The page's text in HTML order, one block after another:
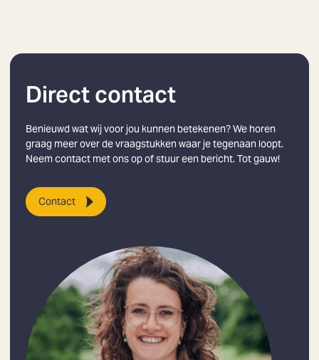
Direct contact
Benieuwd wat wij voor jou kunnen betekenen? We horen
graag meer over de vraagstukken waar je tegenaan loopt.
Neem contact met ons op of stuur een bericht. Tot gauw!
Contact